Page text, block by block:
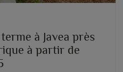
à Javea près
à partir de